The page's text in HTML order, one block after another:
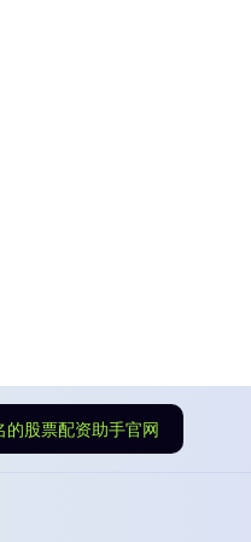
的股票配资助手官网